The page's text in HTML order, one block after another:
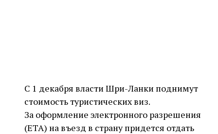
С 1 декабря власти Шри-Ланки поднимут
стоимость туристических виз.
За оформление электронного разрешения
(ETA) на въезд в страну придется отдать